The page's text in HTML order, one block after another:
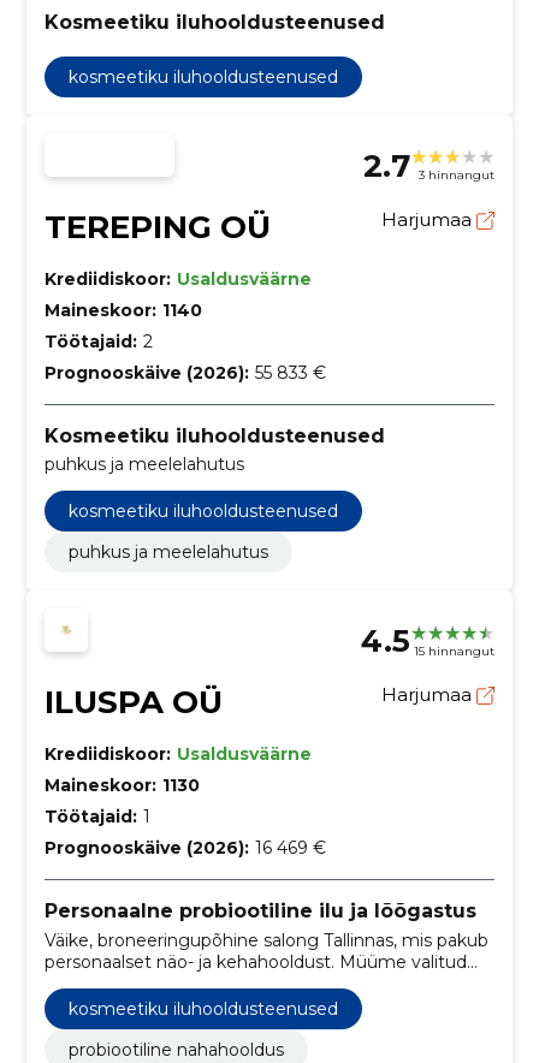
Kosmeetiku iluhooldusteenused
kosmeetiku iluhooldusteenused
2.7 3 hinnangut
TEREPING OÜ Harjumaa
Krediidiskoor: Usaldusväärne
Maineskoor: 1140
Töötajaid: 2
Prognooskäive (2026): 55 833 €
Kosmeetiku iluhooldusteenused
puhkus ja meelelahutus
kosmeetiku iluhooldusteenused
puhkus ja meelelahutus
4.5 15 hinnangut
ILUSPA OÜ Harjumaa
Krediidiskoor: Usaldusväärne
Maineskoor: 1130
Töötajaid: 1
Prognooskäive (2026): 16 469 €
Personaalne probiootiline ilu ja lõõgastus
Väike, broneeringupõhine salong Tallinnas, mis pakub
personaalset näo- ja kehahooldust. Müüme valitud
loodus- ja probiootilisi nahahooldustooteid nii salongis
kui e-poes.
kosmeetiku iluhooldusteenused
probiootiline nahahooldus